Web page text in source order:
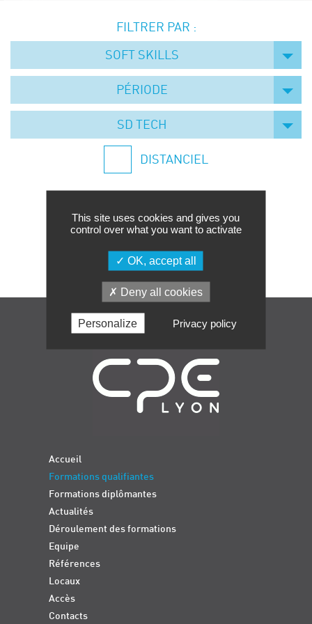
Symposium on Chain Transfer Catalysis for
sustainability – September 15 and 16, 2026
FRENCH-CHINESE CONFERENCE ON GREEN
Contacts
FILTRER PAR :
SOFT SKILLS
PÉRIODE
SD TECH
DISTANCIEL
Navigation
Accueil
Formations qualifiantes
Formations diplômantes
Actualités
Déroulement des formations
Equipe
Références
Locaux
Accès
Contacts
This site uses cookies and gives you
control over what you want to activate
OK, accept all
Deny all cookies
Personalize Privacy policy